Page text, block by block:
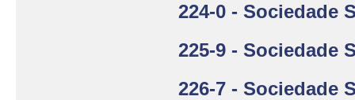
224-0 - Sociedade
225-9 - Sociedade
226-7 - Sociedade